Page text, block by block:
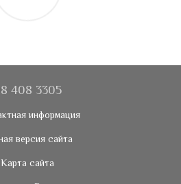
408 3305
информация
версия сайта
Карта сайта